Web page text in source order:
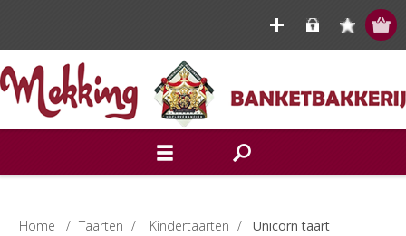
Home / Taarten / Kindertaarten / Unicorn taart